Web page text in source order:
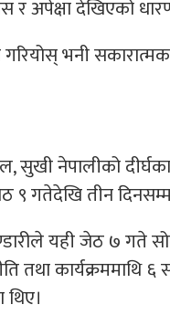
र अपेक्षा देखिएको
गरियोस् भनी
नेपालीको
९ गतेदेखि तीन
भण्डारीले यही जेठ ७
तथा कार्यक्रममाथि